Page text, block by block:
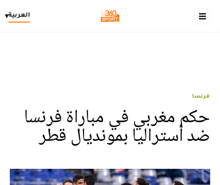
العربية▾
فرنسا
حكم مغربي في مباراة فرنسا
ضد أستراليا بمونديال قطر